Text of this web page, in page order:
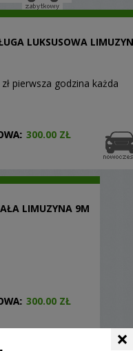
LUKSUSOWA
pierwsza godzina każda
300.00 ZŁ
LIMUZYNA 9M
300.00 ZŁ
×